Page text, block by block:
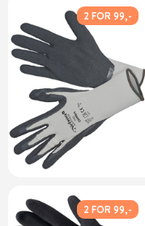
2 FOR 99,-
2 FOR 99,-